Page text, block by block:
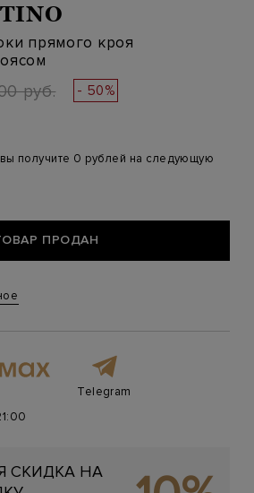
прямого кроя
руб. - 50%
получите 0 рублей на следующую
ПРОДАН
Telegram
СКИДКА НА